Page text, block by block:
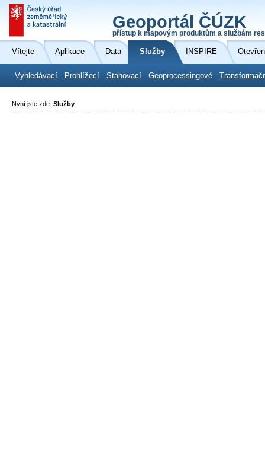
Geoportál ČÚZK
přístup k mapovým produktům a službám
Vítejte Aplikace Data Služby INSPIRE
Vyhledávací Prohlížecí Stahovací Geoprocessingové
Nyní jste zde: Služby